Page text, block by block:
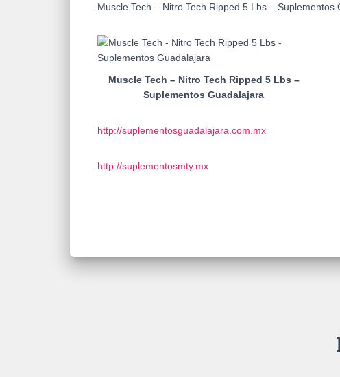
Muscle Tech – Nitro Tech Ripped 5 Lbs – Suplementos
Muscle Tech – Nitro Tech Ripped 5 Lbs –
Suplementos Guadalajara
http://suplementosguadalajara.com.mx
http://suplementosmty.mx